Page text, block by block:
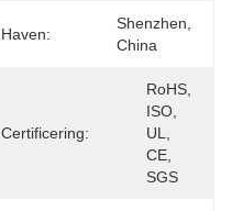
Haven:
Shenzhen,
China
Certificering:
RoHS,
ISO,
UL,
CE,
SGS